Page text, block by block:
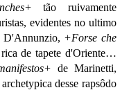
tão ruivamente
evidentes no ultimo
D'Annunzio, +Forse che
de tapete d'Oriente…
de Marinetti,
desse rapsôdo